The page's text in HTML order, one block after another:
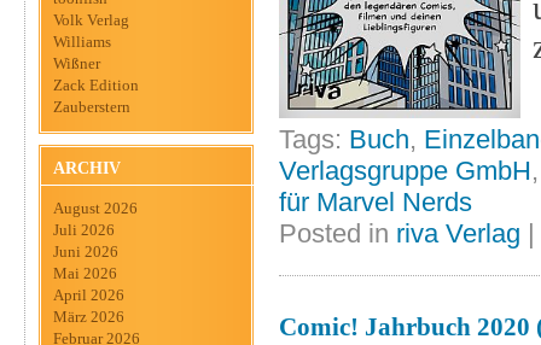
Volk Verlag
Williams
Wißner
Zack Edition
Zauberstern
ARCHIV
August 2026
Juli 2026
Juni 2026
Mai 2026
April 2026
März 2026
Februar 2026
Tags: Buch,
Verlagsgruppe GmbH
für Marvel Nerds
Posted in riva Verlag |
Comic! Jahrbuch 2020